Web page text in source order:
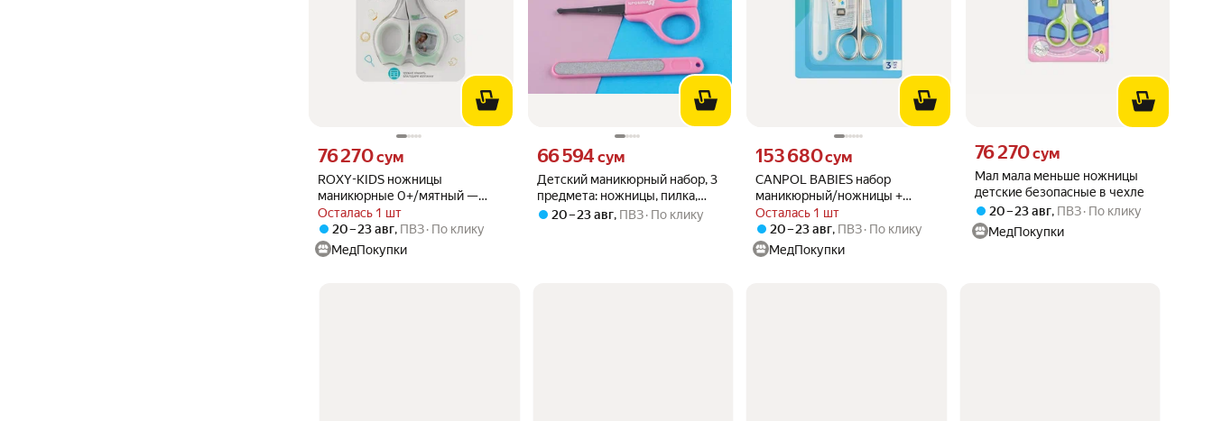
ROXY-KIDS ножницы
маникюрные 0+/мятный —
Маникюрные ножницы для
детей в уп.
Осталась 1 шт
Цена 76270 сум вместо
76 270сум
20 – 23 авг, ПВЗ По клику
МедПокупки
Детский маникюрный набор, 3
предмета: ножницы, пилка,
книпсер, от 0 мес, цвет
Цена 66594 сум вместо
66 594 сум
20 – 23 авг, ПВЗ По клику
CANPOL BABIES набор
маникюрный/ножницы +
щипчики + пилочка/ —
Маникюрный набор (зелёный)
в инд. уп.
Осталась 1 шт
Цена 153680 сум вместо
153 680сум
20 – 23 авг, ПВЗ По клику
МедПокупки
Мал мала меньше ножницы
детские безопасные в чехле
Цена 76270 сум вместо
76 270сум
20 – 23 авг, ПВЗ По клику
МедПокупки